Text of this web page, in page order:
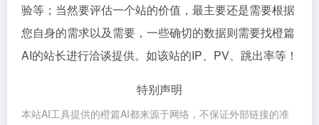
验等；当然要评估一个站的价值，最主要还是需要根据
您自身的需求以及需要，一些确切的数据则需要找橙篇
AI的站长进行洽谈提供。如该站的IP、PV、跳出率等！
特别声明
本站AI工具提供的橙篇AI都来源于网络，不保证外部链接的准